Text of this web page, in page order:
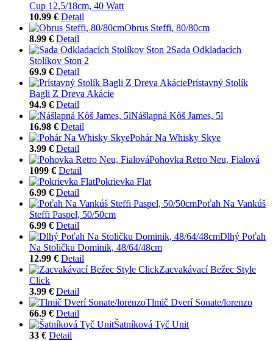
Cup 12,5/18cm, 40 Watt
10.99 € Detail
Obrus Steffi, 80/80cm
8.99 € Detail
Sada Odkladacích
Stolíkov Ston 2
69.9 € Detail
Prístavný Stolík
Bagli Z Dreva Akácie
94.9 € Detail
Nášlapná Kôš James, 5l
16.98 € Detail
Pohár Na Whisky Skye
3.99 € Detail
Pohovka Retro Neu, Fialová
1099 € Detail
Pokrievka Flat
6.99 € Detail
Poťah Na Vankúš
Steffi Paspel, 50/50cm
6.99 € Detail
Dlhý Poťah
Na Stoličku Dominik, 48/64/48cm
12.99 € Detail
Zacvakávací Bežec Style
Click
3.99 € Detail
Tlmič Dverí Sonate/lorenzo
66.9 € Detail
Šatníková Tyč Unit
33 € Detail